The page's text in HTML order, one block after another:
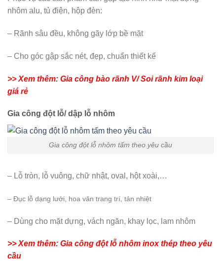
nhôm alu, tủ điện, hộp đèn:
– Rãnh sâu đều, không gãy lớp bề mặt
– Cho góc gập sắc nét, đẹp, chuẩn thiết kế
>> Xem thêm: Gia công bào rãnh V/ Soi rãnh kim loại
giá rẻ
Gia công đột lỗ/ dập lỗ nhôm
Gia công đột lỗ nhôm tấm theo yêu cầu
– Lỗ tròn, lỗ vuông, chữ nhật, oval, hột xoài,…
– Đục lỗ dạng lưới, hoa văn trang trí, tản nhiệt
– Dùng cho mặt dựng, vách ngăn, khay lọc, lam nhôm
>> Xem thêm: Gia công đột lỗ nhôm inox thép theo yêu
cầu